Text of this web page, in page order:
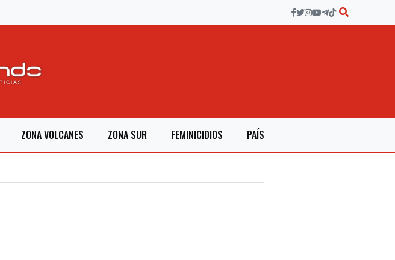
ZONA VOLCANES ZONA SUR FEMINICIDIOS PAÍS